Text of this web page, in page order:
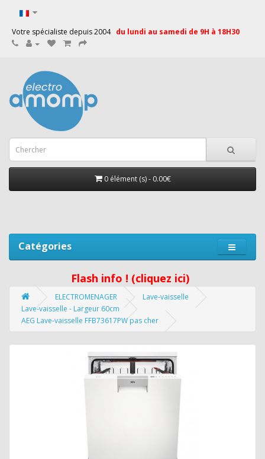
Votre spécialiste depuis 2004 du lundi au samedi de 9H à 18H30
0 élément (s) - 0.00€
Catégories
Flash info ! (cliquez ici)
ELECTROMENAGER
Lave-vaisselle
Lave-vaisselle - Largeur 60cm
AEG Lave-vaisselle FFB73617PW pas cher